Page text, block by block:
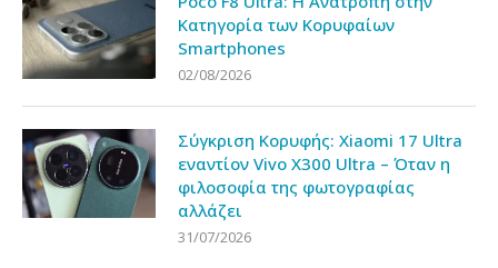
Κατηγορία των Κορυφαίων
Smartphones
02/08/2026
Σύγκριση Κορυφής: Xiaomi 17 Ultra
εναντίον Vivo X300 Ultra – Όταν η
φιλοσοφία της φωτογραφίας
αλλάζει
31/07/2026